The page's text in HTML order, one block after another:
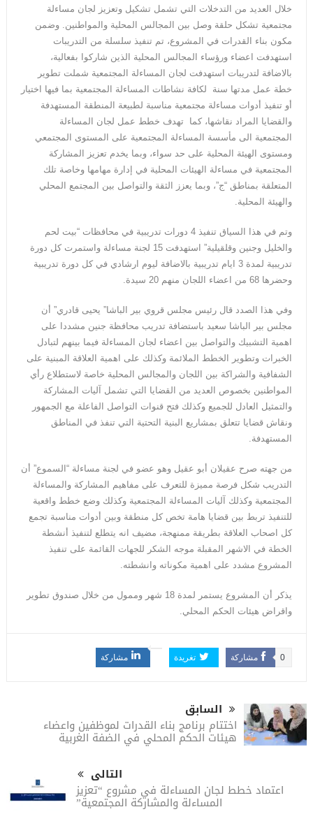
خلال العديد من التدخلات التي تشمل تشكيل وتعزيز لجان مساءلة
مجتمعية تشكل حلقة وصل بين المجالس المحلية والمواطنين. وضمن
مكون بناء القدرات في المشروع، تم تنفيذ سلسلة من التدريبات
استهدفت اعضاء ورؤساء المجالس المحلية الذين شاركوا بفعالية،
بالاضافة لتدريبات استهدفت لجان المساءلة المجتمعية شملت تطوير
خطة عمل مدتها سنة لكافة نشاطات المساءلة المجتمعية بما فيها اختيار
أو تنفيذ أدوات مساءلة مجتمعية مناسبة لطبيعة المنطقة المستهدفة
والقضايا المراد نقاشها، كما تهدف خطط عمل لجان المساءلة
المجتمعية الى مأسسة المساءلة المجتمعية على المستوى المجتمعي
ومستوى الهيئة المحلية على حد سواء، وبما يخدم تعزيز المشاركة
المجتمعية في مساءلة الهيئات المحلية في إدارة مهامها وخاصة تلك
المتعلقة بمناطق “ج”، وبما يعزز الثقة والتواصل بين المجتمع المحلي
والهيئة المحلية.
وتم في هذا السياق تنفيذ 4 دورات تدريبية في محافظات “بيت لحم
والخليل وجنين وقلقيلية” استهدفت 15 لجنة مساءلة واستمرت كل دورة
تدريبية لمدة 3 ايام تدريبية بالاضافة ليوم ارشادي في كل دورة تدريبية
وحضرها 68 من اعضاء اللجان منهم 20 سيدة.
وفي هذا الصدد قال رئيس مجلس قروي بير الباشا” يحيى قادري” أن
مجلس بير الباشا سعيد باستضافة تدريب محافظة جنين مشددا على
اهمية التشبيك والتواصل بين اعضاء لجان المساءلة فيما بينهم لتبادل
الخبرات وتطوير الخطط الملائمة وكذلك على اهمية العلاقة المبنية على
الشفافية والشراكة بين اللجان والمجالس المحلية خاصة لاستطلاع رأي
المواطنين بخصوص العديد من القضايا التي تشمل آليات المشاركة
والتمثيل العادل للجميع وكذلك فتح قنوات التواصل الفاعلة مع الجمهور
ونقاش قضايا تتعلق بمشاريع البنية التحتية التي تنفذ في المناطق
المستهدفة.
من جهته صرح عقيلان أبو عقيل وهو عضو في لجنة مساءلة “السموع” أن
التدريب شكل فرصة مميزة للتعرف على مفاهيم المشاركة والمساءلة
المجتمعية وكذلك آليات المساءلة المجتمعية وكذلك وضع خطط واقعية
للتنفيذ تربط بين قضايا هامة تخص كل منطقة وبين أدوات مناسبة تجمع
كل اصحاب العلاقة بطريقة ممنهجة، مضيف انه يتطلع لتنفيذ أنشطة
الخطة في الاشهر المقبلة موجه الشكر للجهات القائمة على تنفيذ
المشروع مشدد على اهمية مكوناته وانشطته.
يذكر أن المشروع يستمر لمدة 18 شهر وممول من خلال صندوق تطوير
واقراض هيئات الحكم المحلي.
مشاركة 0 تغريدة مشاركة
السابق
اختتام برنامج بناء القدرات لموظفين واعضاء
هيئات الحكم المحلي في الضفة الغربية
التالى
اعتماد خطط لجان المساءلة في مشروع “تعزيز
المساءلة والمشاركة المجتمعية”